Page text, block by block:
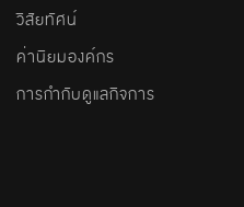
วิสัยทัศน์
ค่านิยมองค์กร
การกำกับดูแลกิจการ